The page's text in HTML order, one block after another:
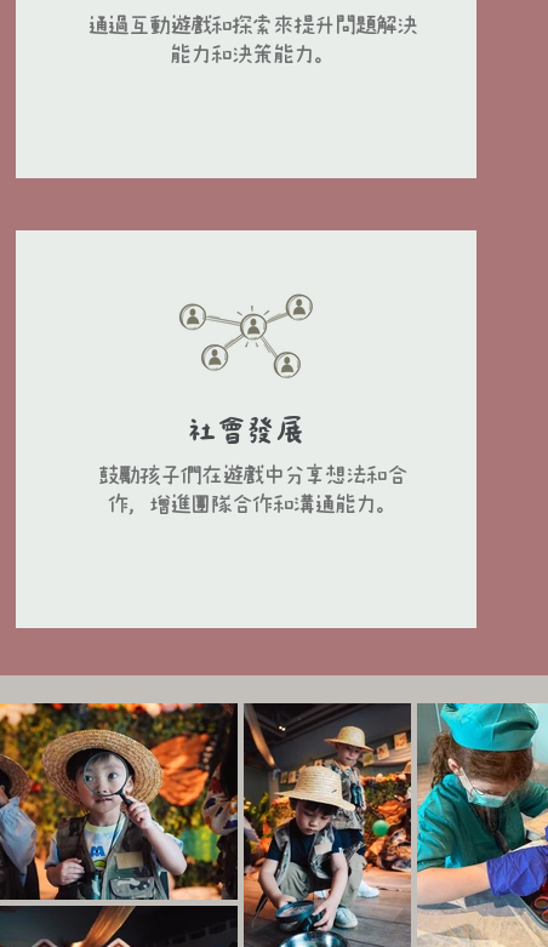
通過互動遊戲和探索來提升問題解決
能力和決策能力。
社會發展
鼓勵孩子們在遊戲中分享想法和合
作，增進團隊合作和溝通能力。